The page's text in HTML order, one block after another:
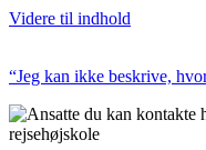
Videre til indhold
“Jeg kan ikke beskrive,